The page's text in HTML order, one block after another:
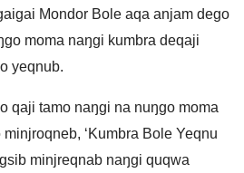
Mondor Bole aqa anjam dego
moma naŋgi kumbra deqaji
yeqnub.
qaji tamo naŋgi na nuŋgo moma
‘Kumbra Bole Yeqnu
minjreqnab naŋgi quqwa